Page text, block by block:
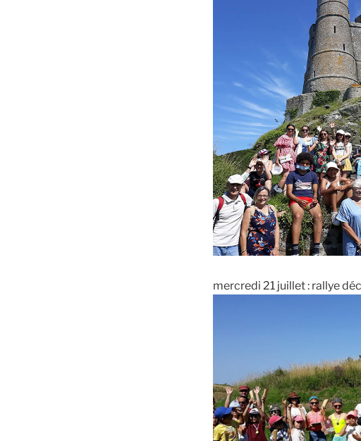
mercredi 21 juillet : rallye